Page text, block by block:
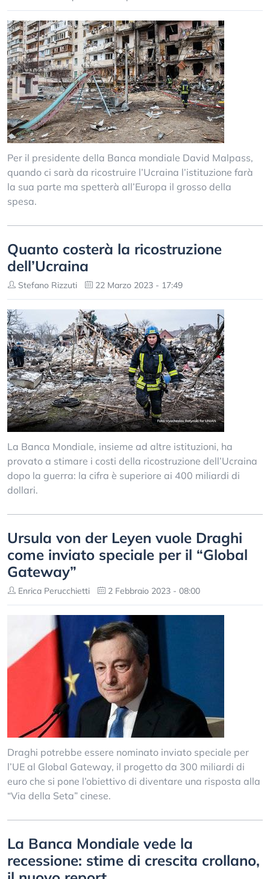
Per il presidente della Banca mondiale David Malpass,
quando ci sarà da ricostruire l’Ucraina l’istituzione farà
la sua parte ma spetterà all’Europa il grosso della
spesa.
Quanto costerà la ricostruzione
dell’Ucraina
Stefano Rizzuti 22 Marzo 2023 - 17:49
La Banca Mondiale, insieme ad altre istituzioni, ha
provato a stimare i costi della ricostruzione dell’Ucraina
dopo la guerra: la cifra è superiore ai 400 miliardi di
dollari.
Ursula von der Leyen vuole Draghi
come inviato speciale per il “Global
Gateway”
Enrica Perucchietti 2 Febbraio 2023 - 08:00
Draghi potrebbe essere nominato inviato speciale per
l’UE al Global Gateway, il progetto da 300 miliardi di
euro che si pone l’obiettivo di diventare una risposta alla
“Via della Seta” cinese.
La Banca Mondiale vede la
recessione: stime di crescita crollano,